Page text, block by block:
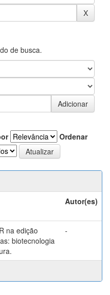
de busca.
Ordenar
Autor(es)
na edição
biotecnologia
-